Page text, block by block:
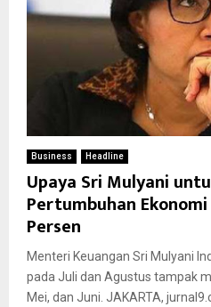
Business Headline
Upaya Sri Mulyani
Pertumbuhan
Persen
Menteri Keuangan Sri Mulyani
pada Juli dan Agustus tampak
Mei, dan Juni. JAKARTA,